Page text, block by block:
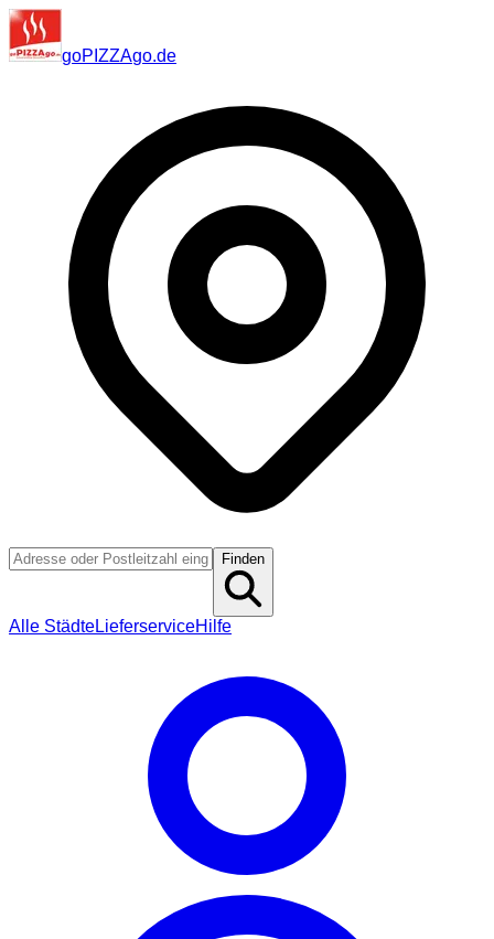
goPIZZAgo.de
Finden
Alle StädteLieferserviceHilfe